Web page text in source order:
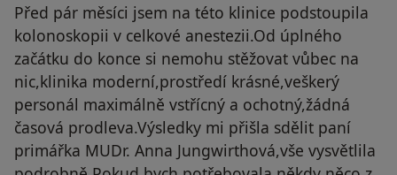
Před pár měsíci jsem na této klinice podstoupila
kolonoskopii v celkové anestezii.Od úplného
začátku do konce si nemohu stěžovat vůbec na
nic,klinika moderní,prostředí krásné,veškerý
personál maximálně vstřícný a ochotný,žádná
časová prodleva.Výsledky mi přišla sdělit paní
primářka MUDr. Anna Jungwirthová,vše vysvětlila